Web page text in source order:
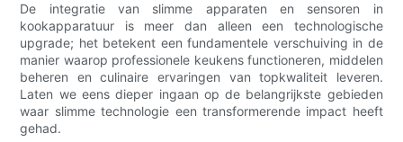
De integratie van slimme apparaten en sensoren in
kookapparatuur is meer dan alleen een technologische
upgrade; het betekent een fundamentele verschuiving in de
manier waarop professionele keukens functioneren, middelen
beheren en culinaire ervaringen van topkwaliteit leveren.
Laten we eens dieper ingaan op de belangrijkste gebieden
waar slimme technologie een transformerende impact heeft
gehad.